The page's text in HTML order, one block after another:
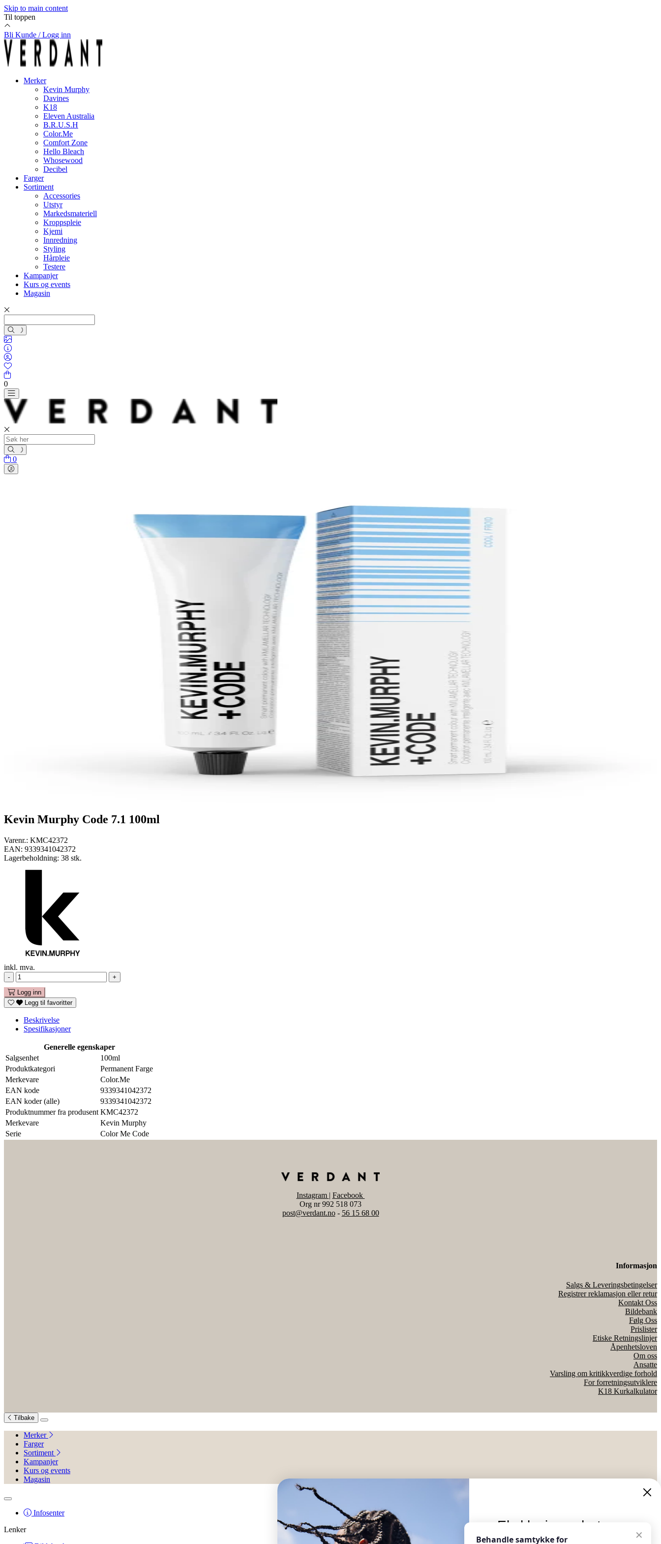
Skip to main content
Til toppen
Bli Kunde / Logg inn
Merker
Kevin Murphy
Davines
K18
Eleven Australia
B.R.U.S.H
Color.Me
Comfort Zone
Hello Bleach
Whosewood
Decibel
Farger
Sortiment
Accessories
Utstyr
Markedsmateriell
Kroppspleie
Kjemi
Innredning
Styling
Hårpleie
Testere
Kampanjer
Kurs og events
Magasin
0
Toggle navigation
0
Toggle navigation
Kevin Murphy Code 7.1 100ml
Varenr.: KMC42372
EAN: 9339341042372
Lagerbeholdning: 38 stk.
inkl. mva.
- +
Logg inn
Legg til favoritter
Beskrivelse
Spesifikasjoner
Generelle egenskaper
Salgsenhet
100ml
Produktkategori
Permanent Farge
Merkevare
Color.Me
EAN kode
9339341042372
EAN koder (alle)
9339341042372
Produktnummer fra produsent KMC42372
Merkevare
Kevin Murphy
Serie
Color Me Code
Instagram | Facebook
Org nr 992 518 073
post@verdant.no- 56 15 68 00
Informasjon
Salgs & Leveringsbetingelser
Registrer reklamasjon eller retur
Kontakt Oss
Bildebank
Følg Oss
Prislister
Etiske Retningslinjer
Åpenhetsloven
Om oss
Ansatte
Varsling om kritikkverdige forhold
For forretningsutviklere
K18 Kurkalkulator
Tilbake
Merker
Farger
Sortiment
Kampanjer
Kurs og events
Magasin
Infosenter
Lenker
✕
Behandle samtykke for
Eksklusive nyheter og